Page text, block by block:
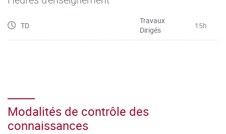
TD
Travaux
Dirigés
15h
Modalités de contrôle des
connaissances